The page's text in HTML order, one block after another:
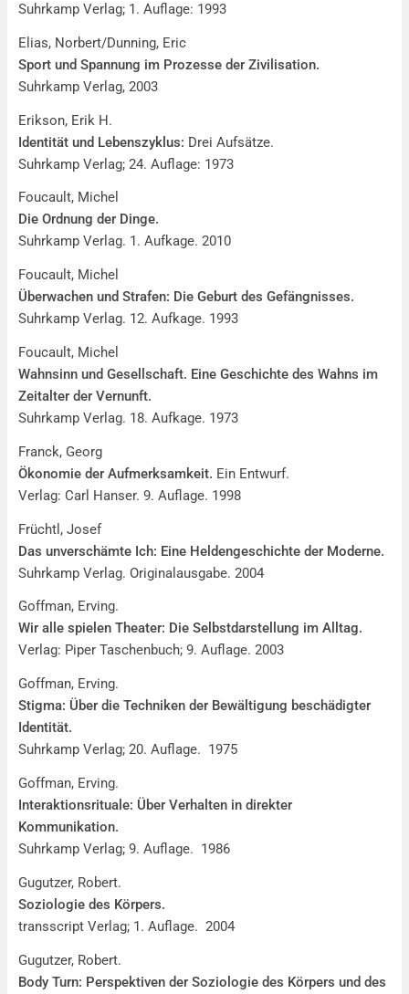
Suhrkamp Verlag; 1. Auflage: 1993
Elias, Norbert/Dunning, Eric
Sport und Spannung im Prozesse der Zivilisation.
Suhrkamp Verlag, 2003
Erikson, Erik H.
Identität und Lebenszyklus: Drei Aufsätze.
Suhrkamp Verlag; 24. Auflage: 1973
Foucault, Michel
Die Ordnung der Dinge.
Suhrkamp Verlag. 1. Aufkage. 2010
Foucault, Michel
Überwachen und Strafen: Die Geburt des Gefängnisses.
Suhrkamp Verlag. 12. Aufkage. 1993
Foucault, Michel
Wahnsinn und Gesellschaft. Eine Geschichte des Wahns im
Zeitalter der Vernunft.
Suhrkamp Verlag. 18. Aufkage. 1973
Franck, Georg
Ökonomie der Aufmerksamkeit. Ein Entwurf.
Verlag: Carl Hanser. 9. Auflage. 1998
Früchtl, Josef
Das unverschämte Ich: Eine Heldengeschichte der Moderne.
Suhrkamp Verlag. Originalausgabe. 2004
Goffman, Erving.
Wir alle spielen Theater: Die Selbstdarstellung im Alltag.
Verlag: Piper Taschenbuch; 9. Auflage. 2003
Goffman, Erving.
Stigma: Über die Techniken der Bewältigung beschädigter
Identität.
Suhrkamp Verlag; 20. Auflage. 1975
Goffman, Erving.
Interaktionsrituale: Über Verhalten in direkter
Kommunikation.
Suhrkamp Verlag; 9. Auflage. 1986
Gugutzer, Robert.
Soziologie des Körpers.
transscript Verlag; 1. Auflage. 2004
Gugutzer, Robert.
Body Turn: Perspektiven der Soziologie des Körpers und des